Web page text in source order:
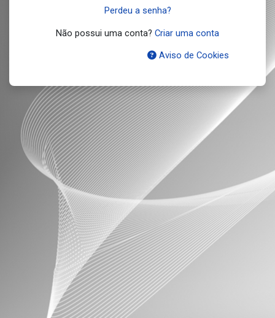
Perdeu a senha?
Não possui uma conta? Criar uma conta
Aviso de Cookies